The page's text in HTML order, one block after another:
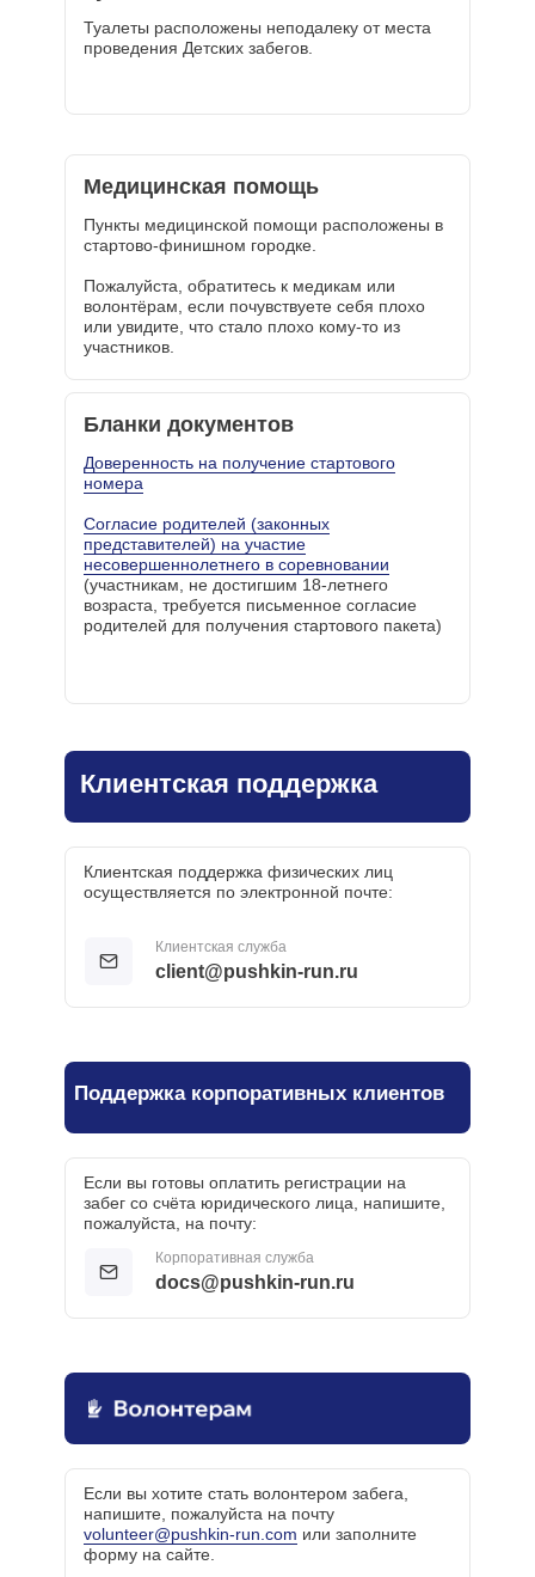
Туалеты расположены неподалеку от места
проведения Детских забегов.
Пункты медицинской помощи расположены в
стартово-финишном городке.
Пожалуйста, обратитесь к медикам или
волонтёрам, если почувствуете себя плохо
или увидите, что стало плохо кому-то из
участников.
Медицинская помощь
Доверенность на получение стартового
номера
Согласие родителей (законных
представителей) на участие
несовершеннолетнего в соревновании
(участникам, не достигшим 18-летнего
возраста, требуется письменное согласие
родителей для получения стартового пакета)
Бланки документов
Клиентская поддержка
Клиентская поддержка физических лиц
осуществляется по электронной почте:
client@pushkin-run.ru
Клиентская служба
Поддержка корпоративных клиентов
Если вы готовы оплатить регистрации на
забег со счёта юридического лица, напишите,
пожалуйста, на почту:
docs@pushkin-run.ru
Корпоративная служба
Если вы хотите стать волонтером забега,
напишите, пожалуйста на почту
volunteer@pushkin-run.com или заполните
форму на сайте.